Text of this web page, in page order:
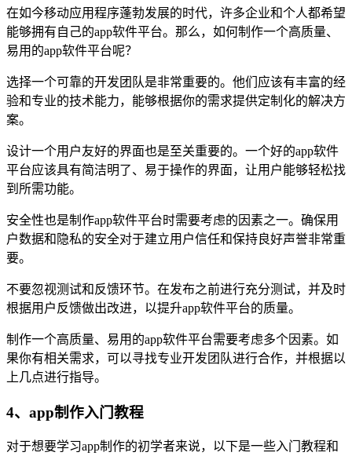
在如今移动应用程序蓬勃发展的时代，许多企业和个人都希望
能够拥有自己的app软件平台。那么，如何制作一个高质量、
易用的app软件平台呢？
选择一个可靠的开发团队是非常重要的。他们应该有丰富的经
验和专业的技术能力，能够根据你的需求提供定制化的解决方
案。
设计一个用户友好的界面也是至关重要的。一个好的app软件
平台应该具有简洁明了、易于操作的界面，让用户能够轻松找
到所需功能。
安全性也是制作app软件平台时需要考虑的因素之一。确保用
户数据和隐私的安全对于建立用户信任和保持良好声誉非常重
要。
不要忽视测试和反馈环节。在发布之前进行充分测试，并及时
根据用户反馈做出改进，以提升app软件平台的质量。
制作一个高质量、易用的app软件平台需要考虑多个因素。如
果你有相关需求，可以寻找专业开发团队进行合作，并根据以
上几点进行指导。
4、app制作入门教程
对于想要学习app制作的初学者来说，以下是一些入门教程和